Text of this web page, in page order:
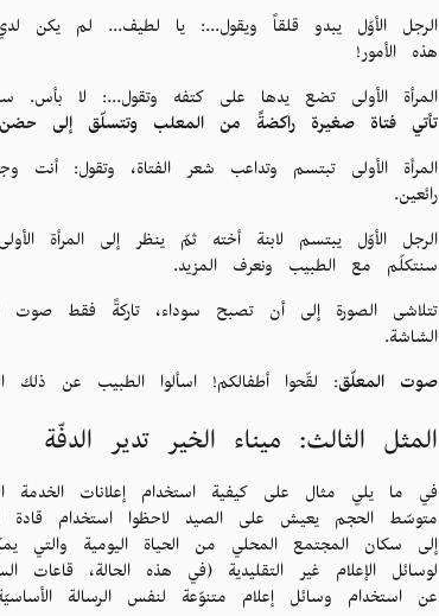
الرجل الأوّل يبدو قلقاً ويقول...: يا لطيف... لم
هذه الأمور!
المرأة الأولى تضع يدها على كتفه وتقول...: لا بأس.
تأتي فتاة صغيرة راكضةً من المعلب وتتسلّق إلى
المرأة الأولى تبتسم وتداعب شعر الفتاة، وتقول:
رائعين.
الرجل الأوّل يبتسم لابنة أخته ثمّ ينظر إلى المرأة
سنتكلّم مع الطبيب ونعرف المزيد.
تتلاشى الصورة إلى أن تصبح سوداء، تاركةً فقط صوت
الشاشة.
صوت المعلّق: لقّحوا أطفالكم! اسألوا الطبيب عن ذلك
المثل الثالث: ميناء الخير تدير الدفّة
في ما يلي مثال على كيفية استخدام إعلانات
متوسّط الحجم يعيش على الصيد لاحظوا استخدام قادة
إلى سكان المجتمع المحلي من الحياة اليومية
لوسائل الإعلام غير التقليدية (في هذه الحالة،
عن استخدام وسائل إعلام متنوّعة لنفس الرسالة